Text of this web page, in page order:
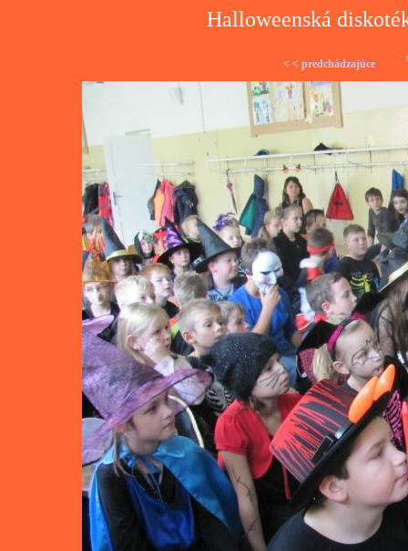
Halloweenská
< < predchádzajúce